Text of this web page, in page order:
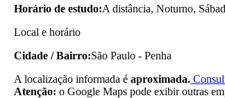
Horário de estudo:A distância, Noturno,
Local e horário
Cidade / Bairro:São Paulo - Penha
A localização informada é aproximada.
Atenção: o Google Maps pode exibir outras